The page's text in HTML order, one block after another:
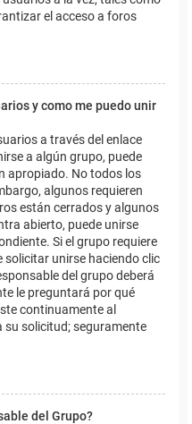
el acceso a foros
y como me puedo unir
a través del enlace
a algún grupo, puede
apropiado. No todos los
algunos requieren
están cerrados y algunos
abierto, puede unirse
Si el grupo requiere
solicitar unirse haciendo clic
del grupo deberá
le preguntará por qué
continuamente al
su solicitud; seguramente
del Grupo?